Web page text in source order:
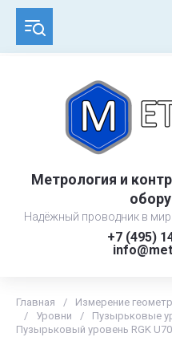
Метрология и
Надёжный проводник в
+7 (495)
Главная /
Измерение
/
Уровни / Пузырьковые
Пузырьковый уровень RGK